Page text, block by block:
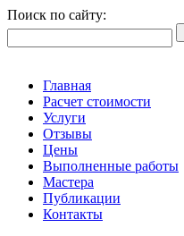
Поиск по сайту:
Главная
Расчет стоимости
Услуги
Отзывы
Цены
Выполненные работы
Мастера
Публикации
Контакты